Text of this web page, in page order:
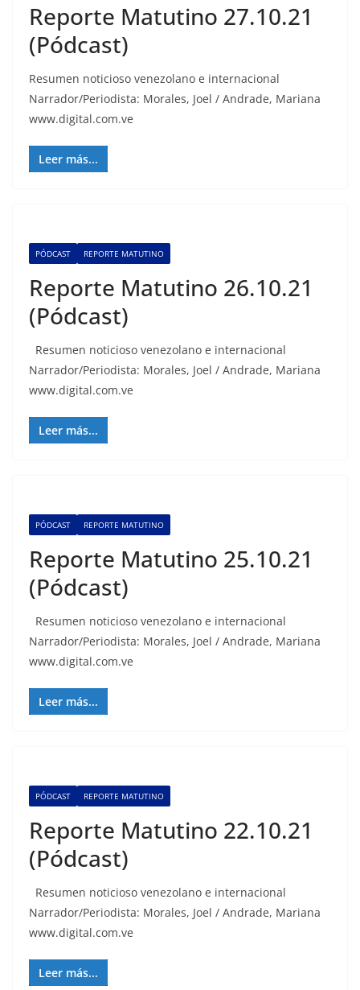
Reporte Matutino 27.10.21
(Pódcast)
Resumen noticioso venezolano e internacional
Narrador/Periodista: Morales, Joel / Andrade, Mariana
www.digital.com.ve
Leer más...
PÓDCAST REPORTE MATUTINO
Reporte Matutino 26.10.21
(Pódcast)
Resumen noticioso venezolano e internacional
Narrador/Periodista: Morales, Joel / Andrade, Mariana
www.digital.com.ve
Leer más...
PÓDCAST REPORTE MATUTINO
Reporte Matutino 25.10.21
(Pódcast)
Resumen noticioso venezolano e internacional
Narrador/Periodista: Morales, Joel / Andrade, Mariana
www.digital.com.ve
Leer más...
PÓDCAST REPORTE MATUTINO
Reporte Matutino 22.10.21
(Pódcast)
Resumen noticioso venezolano e internacional
Narrador/Periodista: Morales, Joel / Andrade, Mariana
www.digital.com.ve
Leer más...